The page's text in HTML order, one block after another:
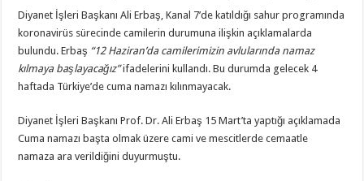
Diyanet İşleri Başkanı Ali Erbaş, Kanal 7’de katıldığı sahur programında
koronavirüs sürecinde camilerin durumuna ilişkin açıklamalarda
bulundu. Erbaş “12 Haziran’da camilerimizin avlularında namaz
kılmaya başlayacağız”ifadelerini kullandı. Bu durumda gelecek 4
haftada Türkiye’de cuma namazı kılınmayacak.
Diyanet İşleri Başkanı Prof. Dr. Ali Erbaş 15 Mart’ta yaptığı açıklamada
Cuma namazı başta olmak üzere cami ve mescitlerde cemaatle
namaza ara verildiğini duyurmuştu.